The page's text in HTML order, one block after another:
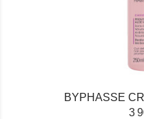
BYPHASSE
Prix
3